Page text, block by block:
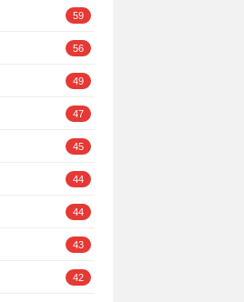
59
56
49
47
45
44
44
43
42